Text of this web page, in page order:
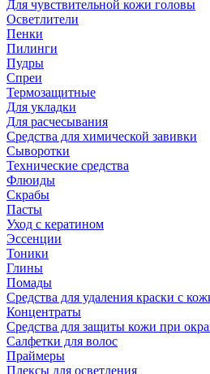
Для чувствительной кожи головы
Осветлители
Пенки
Пилинги
Пудры
Спреи
Термозащитные
Для укладки
Для расчесывания
Средства для химической завивки
Сыворотки
Технические средства
Флюиды
Скрабы
Пасты
Уход с кератином
Эссенции
Тоники
Глины
Помады
Средства для удаления краски с
Концентраты
Средства для защиты кожи при
Салфетки для волос
Праймеры
Плексы для осветления